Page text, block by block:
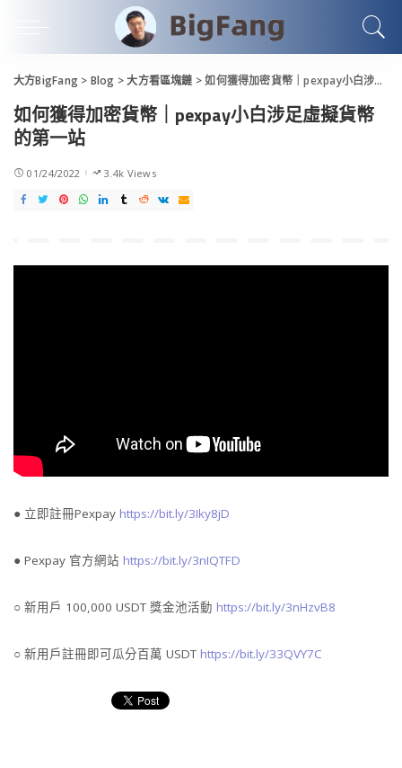
大方BigFang > Blog >大方看區塊鏈 >如何獲得加密貨幣｜pexpay小白涉足虛擬貨幣的第一站
如何獲得加密貨幣｜pexpay小白涉足虛擬貨幣
的第一站
01/24/2022 3.4k Views
● 立即註冊Pexpay https://bit.ly/3Iky8jD
● Pexpay 官方網站 https://bit.ly/3nIQTFD
○ 新用戶 100,000 USDT 獎金池活動 https://bit.ly/3nHzvB8
○ 新用戶註冊即可瓜分百萬 USDT https://bit.ly/33QVY7C